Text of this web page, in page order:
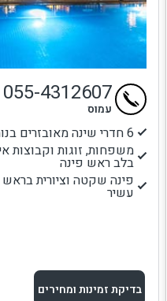
6 חדרי שינה מאובזרים בנוחות מלאה
משפחות, זוגות
בלב ראש פינה
פינה שקטה וציורית
עשיר
055-4312607
עמוס
בדיקת זמינות ומחירים